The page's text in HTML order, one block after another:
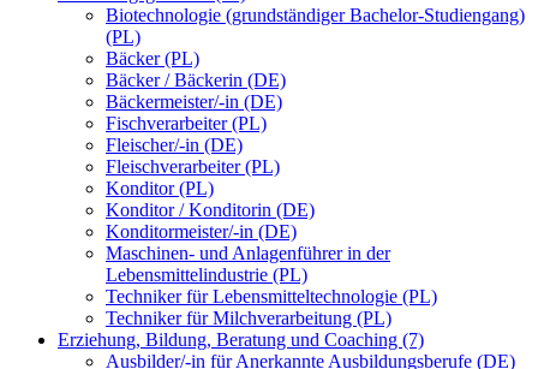
Biotechnologie (grundständiger Bachelor-Studiengang)
(PL)
Bäcker (PL)
Bäcker / Bäckerin (DE)
Bäckermeister/-in (DE)
Fischverarbeiter (PL)
Fleischer/-in (DE)
Fleischverarbeiter (PL)
Konditor (PL)
Konditor / Konditorin (DE)
Konditormeister/-in (DE)
Maschinen- und Anlagenführer in der
Lebensmittelindustrie (PL)
Techniker für Lebensmitteltechnologie (PL)
Techniker für Milchverarbeitung (PL)
Erziehung, Bildung, Beratung und Coaching (7)
Ausbilder/-in für Anerkannte Ausbildungsberufe (DE)